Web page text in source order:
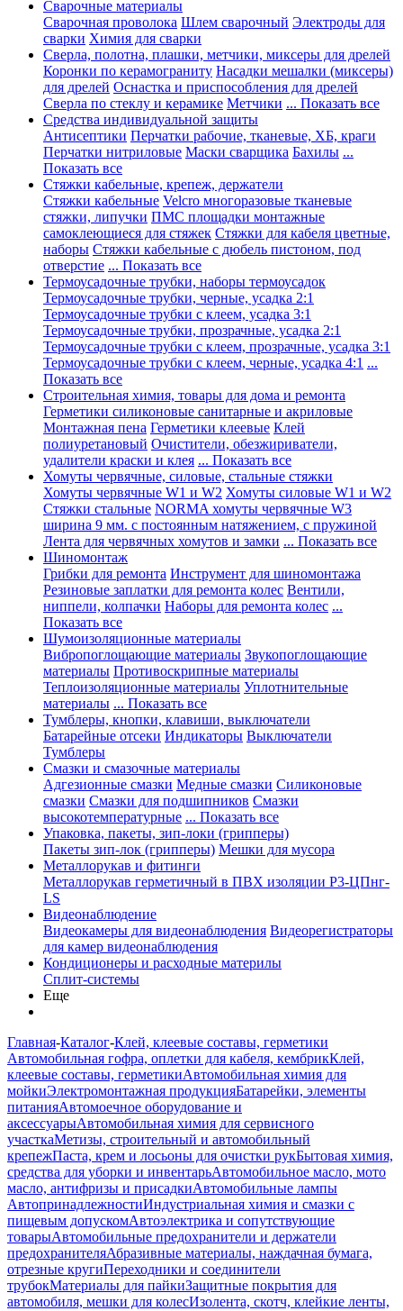
Сварочные материалы
Сварочная проволока Шлем сварочный Электроды для
сварки Химия для сварки
Сверла, полотна, плашки, метчики, миксеры для дрелей
Коронки по керамограниту Насадки мешалки (миксеры)
для дрелей Оснастка и приспособления для дрелей
Сверла по стеклу и керамике Метчики ... Показать все
Средства индивидуальной защиты
Антисептики Перчатки рабочие, тканевые, ХБ, краги
Перчатки нитриловые Маски сварщика Бахилы ...
Показать все
Стяжки кабельные, крепеж, держатели
Стяжки кабельные Velcro многоразовые тканевые
стяжки, липучки ПМС площадки монтажные
самоклеющиеся для стяжек Стяжки для кабеля цветные,
наборы Стяжки кабельные с дюбель пистоном, под
отверстие ... Показать все
Термоусадочные трубки, наборы термоусадок
Термоусадочные трубки, черные, усадка 2:1
Термоусадочные трубки с клеем, усадка 3:1
Термоусадочные трубки, прозрачные, усадка 2:1
Термоусадочные трубки с клеем, прозрачные, усадка 3:1
Термоусадочные трубки с клеем, черные, усадка 4:1 ...
Показать все
Строительная химия, товары для дома и ремонта
Герметики силиконовые санитарные и акриловые
Монтажная пена Герметики клеевые Клей
полиуретановый Очистители, обезжириватели,
удалители краски и клея ... Показать все
Хомуты червячные, силовые, стальные стяжки
Хомуты червячные W1 и W2 Хомуты силовые W1 и W2
Стяжки стальные NORMA хомуты червячные W3
ширина 9 мм. с постоянным натяжением, с пружиной
Лента для червячных хомутов и замки ... Показать все
Шиномонтаж
Грибки для ремонта Инструмент для шиномонтажа
Резиновые заплатки для ремонта колес Вентили,
ниппели, колпачки Наборы для ремонта колес ...
Показать все
Шумоизоляционные материалы
Вибропоглощающие материалы Звукопоглощающие
материалы Противоскрипные материалы
Теплоизоляционные материалы Уплотнительные
материалы ... Показать все
Тумблеры, кнопки, клавиши, выключатели
Батарейные отсеки Индикаторы Выключатели
Тумблеры
Смазки и смазочные материалы
Адгезионные смазки Медные смазки Силиконовые
смазки Смазки для подшипников Смазки
высокотемпературные ... Показать все
Упаковка, пакеты, зип-локи (грипперы)
Пакеты зип-лок (грипперы) Мешки для мусора
Металлорукав и фитинги
Металлорукав герметичный в ПВХ изоляции Р3-ЦПнг-
LS
Видеонаблюдение
Видеокамеры для видеонаблюдения Видеорегистраторы
для камер видеонаблюдения
Кондиционеры и расходные материлы
Сплит-системы
Еще
Главная-Каталог-Клей, клеевые составы, герметики
Автомобильная гофра, оплетки для кабеля, кембрикКлей,
клеевые составы, герметикиАвтомобильная химия для
мойкиЭлектромонтажная продукцияБатарейки, элементы
питанияАвтомоечное оборудование и
аксессуарыАвтомобильная химия для сервисного
участкаМетизы, строительный и автомобильный
крепежПаста, крем и лосьоны для очистки рукБытовая химия,
средства для уборки и инвентарьАвтомобильное масло, мото
масло, антифризы и присадкиАвтомобильные лампы
АвтопринадлежностиИндустриальная химия и смазки с
пищевым допускомАвтоэлектрика и сопутствующие
товарыАвтомобильные предохранители и держатели
предохранителяАбразивные материалы, наждачная бумага,
отрезные кругиПереходники и соединители
трубокМатериалы для пайкиЗащитные покрытия для
автомобиля, мешки для колесИзолента, скотч, клейкие ленты,